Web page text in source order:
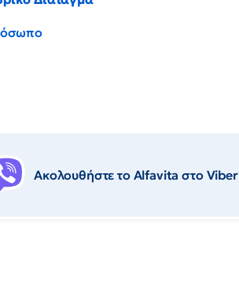
Ακολουθήστε το Αlfavita στο Viber